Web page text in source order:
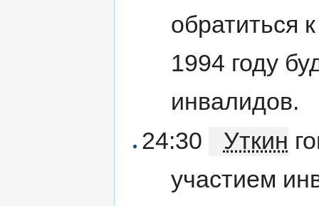
обратиться
1994 году
инвалидов.
24:30
Уткин
участием